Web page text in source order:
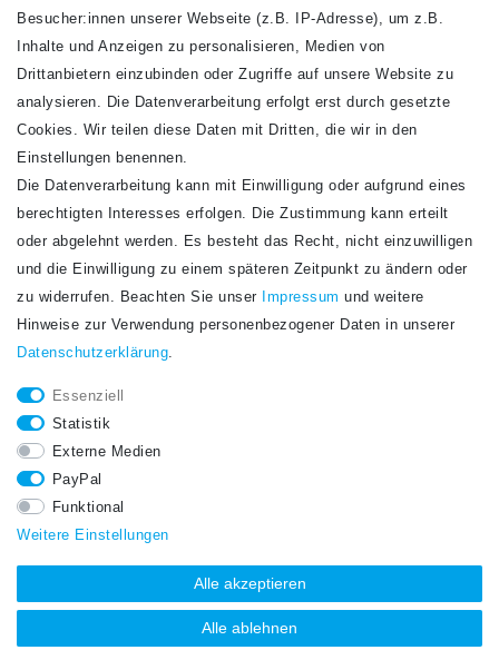
VERSANDARTEN
Newsletter
Honig
Hiermit bestätige ich, dass ich dieDaten­schutz­erklärunggelesen habe. Meine
STAY CONNECTED.
Besucher:innen unserer Webseite (z.B. IP-Adresse), um z.B.
Inhalte und Anzeigen zu personalisieren, Medien von
Drittanbietern einzubinden oder Zugriffe auf unsere Website zu
analysieren. Die Datenverarbeitung erfolgt erst durch gesetzte
Cookies. Wir teilen diese Daten mit Dritten, die wir in den
Einstellungen benennen.
Die Datenverarbeitung kann mit Einwilligung oder aufgrund eines
berechtigten Interesses erfolgen. Die Zustimmung kann erteilt
oder abgelehnt werden. Es besteht das Recht, nicht einzuwilligen
und die Einwilligung zu einem späteren Zeitpunkt zu ändern oder
zu widerrufen. Beachten Sie unser
Impressum und weitere
Hinweise zur Verwendung personenbezogener Daten in unserer
Daten­schutz­erklärung.
Essenziell
Statistik
Externe Medien
PayPal
Funktional
Weitere Einstellungen
Alle akzeptieren
Alle ablehnen